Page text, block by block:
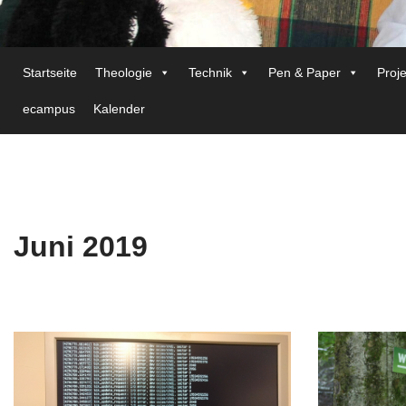
Startseite Theologie Technik Pen & Paper
ecampus Kalender
Juni 2019